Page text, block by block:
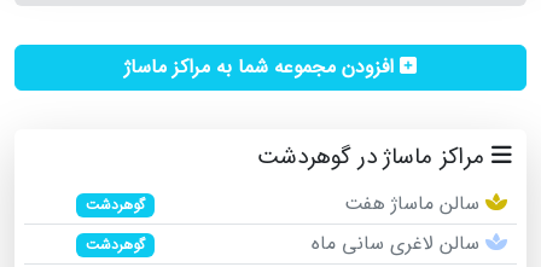
افزودن مجموعه شما به مراکز ماساژ
مراکز ماساژ در گوهردشت
سالن ماساژ هفت گوهردشت
سالن لاغری سانی ماه گوهردشت